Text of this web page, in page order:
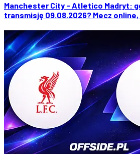
Manchester City - Atletico Madryt:
transmisję 09.08.2026? Mecz